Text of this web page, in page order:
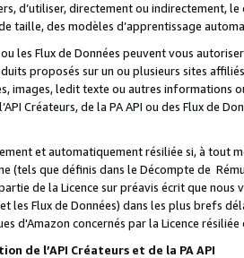
d’utiliser, directement ou indirectement,
taille, des modèles d’apprentissage
ou les Flux de Données peuvent vous
proposés sur un ou plusieurs sites
images, ledit texte ou autres informations
Créateurs, de la PA API ou des Flux de
et automatiquement résiliée si, à
(tels que définis dans le Décompte de
de la Licence sur préavis écrit que
et les Flux de Données) dans les plus
d'Amazon concernés par la Licence
de l’API Créateurs et de la PA API